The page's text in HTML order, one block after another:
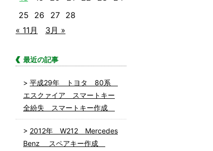
25
26 27
28
« 11月
3月 »
最近の記事
平成29年 トヨタ 80系
エスクァイア スマートキー
全紛失 スマートキー作成
2012年 W212 Mercedes
Benz スペアキー作成